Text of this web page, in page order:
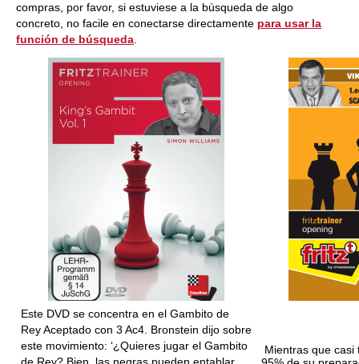
compras, por favor, si estuviese a la búsqueda de algo
concreto, no facile en conectarse directamente para usar la
función de búsqueda
Este DVD se concentra en el Gambito de
Rey Aceptado con 3 Ac4. Bronstein dijo sobre
este movimiento: ‘¿Quieres jugar el Gambito
Mientras que casi